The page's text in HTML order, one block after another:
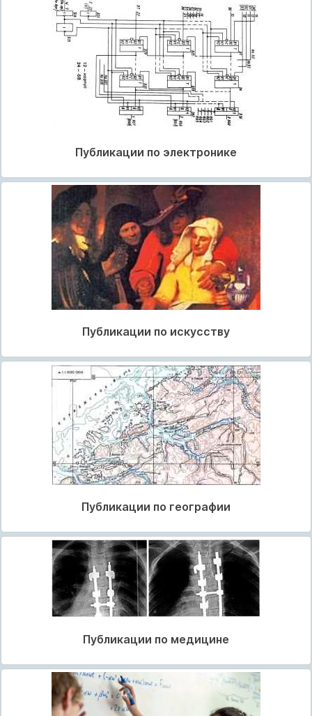
Публикации по электронике
Публикации по искусству
Публикации по географии
Публикации по медицине